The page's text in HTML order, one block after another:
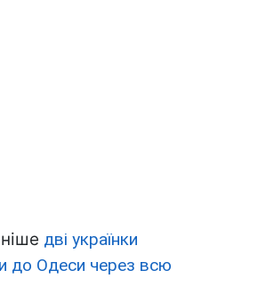
дві українки
до Одеси через всю